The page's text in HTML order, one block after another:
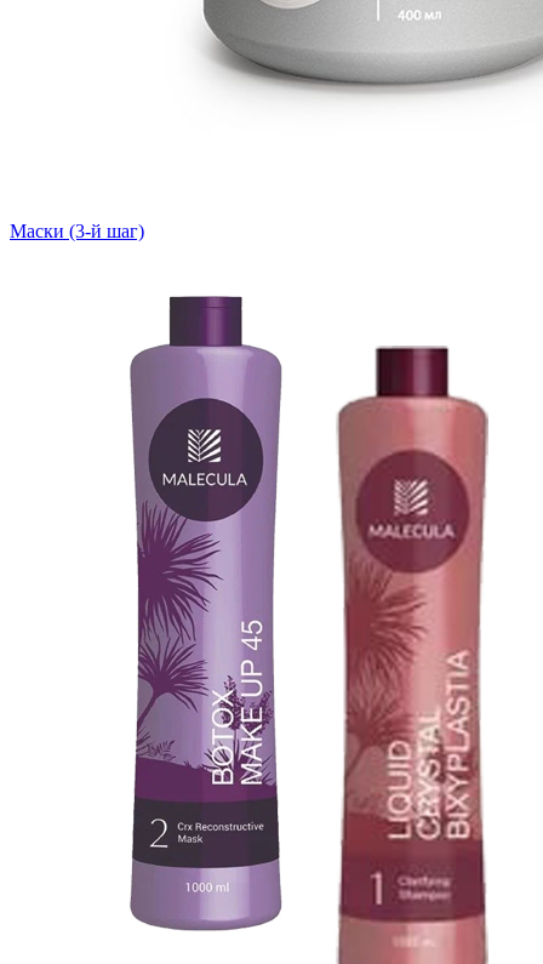
Маски (3-й шаг)